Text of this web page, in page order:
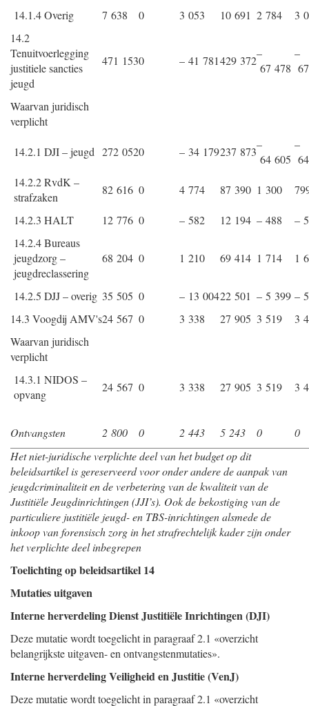
14.1.4 Overig 7 638 0 3 053 10 691 2 784
3
14.2
Tenuitvoerlegging
justitiele sancties
jeugd
471 1530 – 41 781429 372
–
67 478
–
Waarvan juridisch
verplicht
14.2.1 DJI – jeugd 272 0520 – 34 179237 873
–
64 605
–
14.2.2 RvdK –
strafzaken
82 616 0 4 774 87 390 1 300
14.2.3 HALT 12 776 0 – 582 12 194 – 488
–
14.2.4 Bureaus
jeugdzorg –
jeugdreclassering
68 204 0 1 210 69 414 1 714 1
14.2.5 DJJ – overig 35 505 0 – 13 00422 501 – 5 399 –
14.3 Voogdij AMV's24 567 0 3 338 27 905 3 519
3
Waarvan juridisch
verplicht
14.3.1 NIDOS –
opvang
24 567 0 3 338 27 905 3 519 3
Ontvangsten 2 800 0 2 443 5 243 0
0
Het niet-juridische verplichte deel van het budget op dit
beleidsartikel is gereserveerd voor onder andere de aanpak van
jeugdcriminaliteit en de verbetering van de kwaliteit van de
Justitiële Jeugdinrichtingen (JJI’s). Ook de bekostiging van de
particuliere justitiële jeugd- en TBS-inrichtingen alsmede de
inkoop van forensisch zorg in het strafrechtelijk kader zijn onder
het verplichte deel inbegrepen
Toelichting op beleidsartikel 14
Mutaties uitgaven
Interne herverdeling Dienst Justitiële Inrichtingen (DJI)
Deze mutatie wordt toegelicht in paragraaf 2.1 «overzicht
belangrijkste uitgaven- en ontvangstenmutaties».
Interne herverdeling Veiligheid en Justitie (VenJ)
Deze mutatie wordt toegelicht in paragraaf 2.1 «overzicht